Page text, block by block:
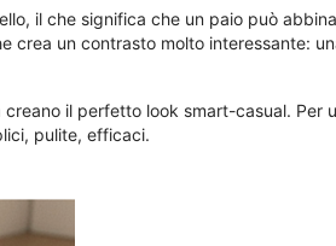
il che significa che un paio può
crea un contrasto molto interessante:
il perfetto look smart-casual. Per
pulite, efficaci.